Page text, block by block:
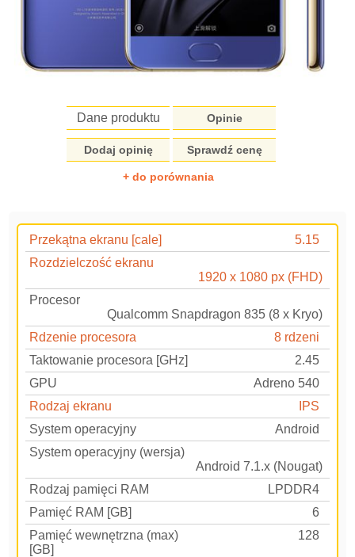
Dane produktu Opinie
Dodaj opinię Sprawdź cenę
+ do porównania
Przekątna ekranu [cale]
5.15
Rozdzielczość ekranu
1920 x 1080 px (FHD)
Procesor
Qualcomm Snapdragon 835 (8 x Kryo)
Rdzenie procesora
8 rdzeni
Taktowanie procesora [GHz]
2.45
GPU
Adreno 540
Rodzaj ekranu
IPS
System operacyjny
Android
System operacyjny (wersja)
Android 7.1.x (Nougat)
Rodzaj pamięci RAM
LPDDR4
Pamięć RAM [GB]
6
Pamięć wewnętrzna (max)
[GB]
128